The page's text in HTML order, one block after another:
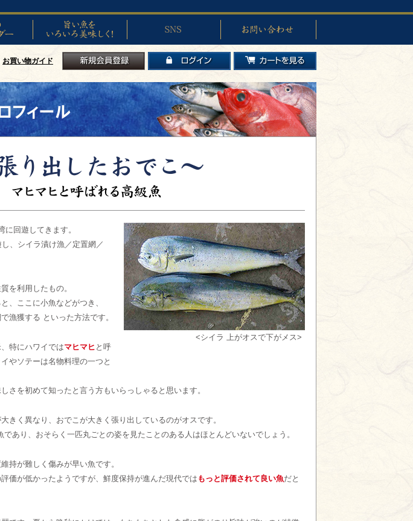
旨い魚をいろいろ美味しく!
SNS
お問い合わせ
お買い物ガイド
<シイラ 上がオスで下がメス>
回遊してきます。
、シイラ漬け漁／定置網／
を利用したもの。
、ここに小魚などがつき、
漁獲する といった方法です。
特にハワイではマヒマヒ と呼
やソテーは名物料理の一つと
さを初めて知ったと言う方もいらっしゃると思います。
きく異なり、おでこが大きく張り出しているのがオスです。
あり、おそらく一匹丸ごとの姿を見たことのある人はほとんどいないでしょう。
持が難しく傷みが早い魚です。
価が低かったようですが、鮮度保持が進んだ現代では もっと評価されて良い魚だと